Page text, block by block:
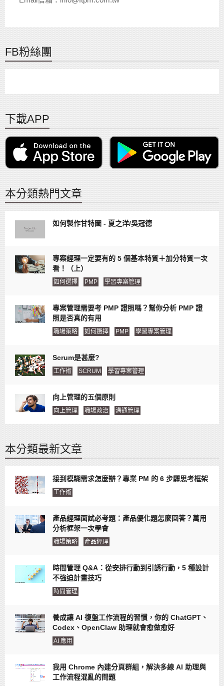
FB粉絲團
下載APP
本分類熱門文章
如何製作甘特圖 - 夏之洋/吳冠德
專案經理一定要有的 5 個基本特質＋加分特質一次
看！（上）
如何選擇 PMP 學習專案管理
專案管理需要考 PMP 證照嗎？幫你分析 PMP 證
照是否真的有用
職場策略 如何選擇 PMP 學習專案管理
Scrum是甚麼?
工作術 SCRUM 學習專案管理
向上管理的五個原則
向上管理 職場政治 溝通管理
本分類最新文章
接到模糊需求怎麼辦？專業 PM 的 6 步驟思考框架
工作術
產品經理面試必考題：產品優化題怎麼回答？萬用
分析框架一次學會
職場策略 產品經理
時間管理 Q&A：從安排行動到引誘行動，5 種設計
不強迫計畫技巧
時間管理
養成讓 AI 復盤工作流程的習慣，你的 ChatGPT、
Codex、OpenClaw 助理就會愈做愈好
AI 應用
我用 Chrome 內建分頁群組，解決多線 AI 助理與
工作流程混亂的問題